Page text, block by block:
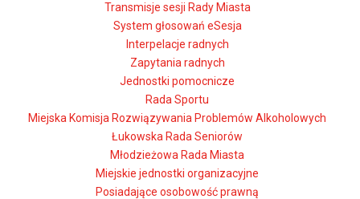
Transmisje sesji Rady Miasta
System głosowań eSesja
Interpelacje radnych
Zapytania radnych
Jednostki pomocnicze
Rada Sportu
Miejska Komisja Rozwiązywania Problemów Alkoholowych
Łukowska Rada Seniorów
Młodzieżowa Rada Miasta
Miejskie jednostki organizacyjne
Posiadające osobowość prawną